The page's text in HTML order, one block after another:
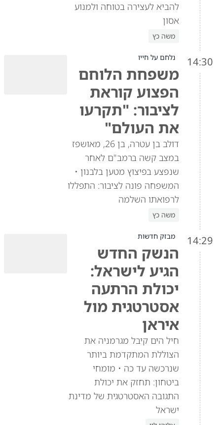
להביא לעצירה בטוחה ולמנוע
אסון
משה כץ
14:30 נלחם על חייו
משפחת הלוחם
הפצוע קוראת
לציבור: "תקרעו
את העולם"
דולב בן עטרה, בן 26, מאושפז
במצב קשה ברמב"ם לאחר
שנפצע בפיצוץ מטען בלבנון •
המשפחה פונה לציבור: התפללו
לרפואתו השלמה
משה כץ
14:29 מבזק חדשות
הנשק החדש
הגיע לישראל:
יכולת הרתעה
אסטרטגית מול
איראן
חיל הים קיבל מגרמניה את
הצוללת המתקדמת ביותר
שנרכשה עד כה • מומחי
ביטחון: תחזק את יכולת
התגובה האסטרטגית של מדינת
ישראל